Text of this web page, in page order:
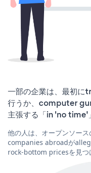
一部の企業は、最初
行うか、computer
主張する「in 'no time'
他の人は、オープンソー
companies abroadが
rock-bottom pricesを見つ